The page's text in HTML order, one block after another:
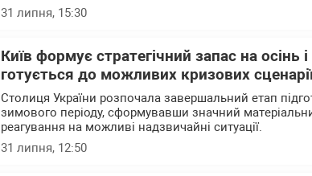
31 липня, 15:30
Київ формує стратегічний запас на осінь
готується до можливих кризових
Столиця України розпочала завершальний етап
зимового періоду, сформувавши значний
реагування на можливі надзвичайні ситуації.
31 липня, 12:50